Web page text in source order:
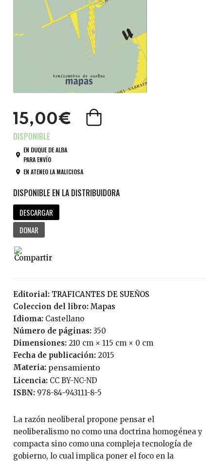
15,00€
EN DUQUE DE ALBA
PARA ENVÍO
EN ATENEO LA MALICIOSA
DESCARGAR
DONAR
Editorial:
TRAFICANTES DE SUEÑOS
Coleccion del libro:
Mapas
Idioma:
Castellano
Número de páginas: 350
Dimensiones: 210 cm × 115 cm × 0 cm
Fecha de publicación:
2015
Materia: pensamiento
Licencia:
CC BY-NC-ND
ISBN:
978-84-943111-8-5
La razón neoliberal propone pensar el
neoliberalismo no como una doctrina homogénea y
compacta sino como una compleja tecnología de
gobierno, lo cual implica poner el foco en la